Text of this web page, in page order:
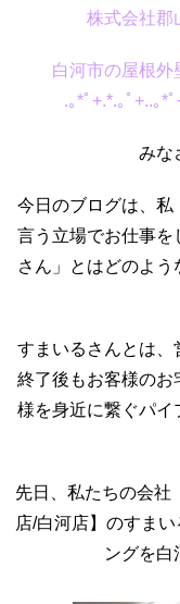
株式会社郡
白河市の屋根外
.｡*ﾟ+.*.｡ﾟ+..｡*
みな
今日のブログは、私
言う立場でお仕事を
さん」とはどのよ
すまいるさんとは、
終了後もお客様のお
様を身近に繋ぐパイ
先日、私たちの会社
店/白河店】のすま
ングを